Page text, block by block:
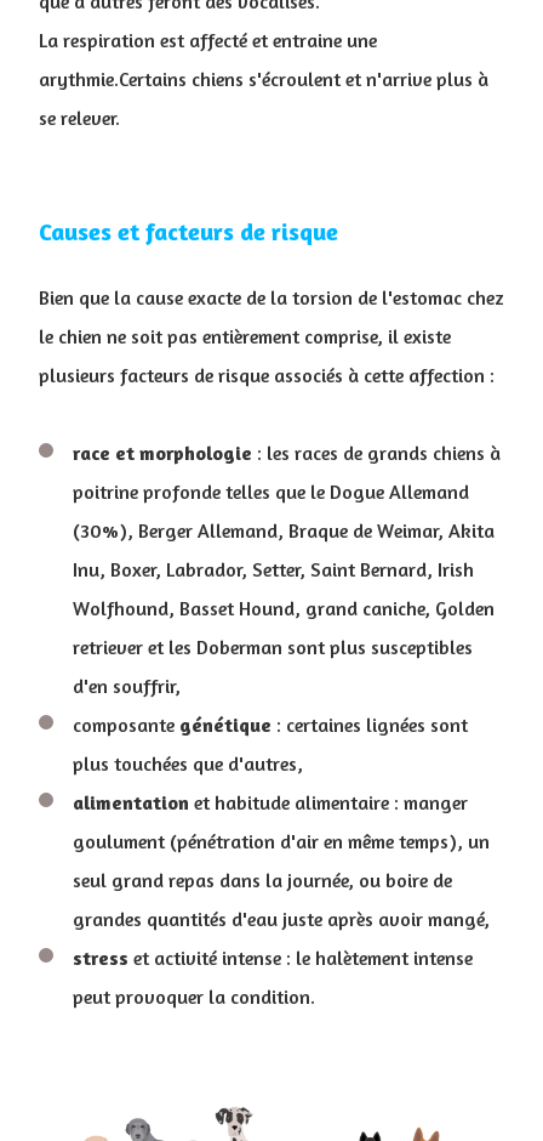
La respiration est affecté et entraine une
arythmie.Certains chiens s'écroulent et n'arrive plus à
se relever.
Causes et facteurs de risque
Bien que la cause exacte de la torsion de l'estomac chez
le chien ne soit pas entièrement comprise, il existe
plusieurs facteurs de risque associés à cette affection :
race et morphologie : les races de grands chiens à
poitrine profonde telles que le Dogue Allemand
(30%), Berger Allemand, Braque de Weimar, Akita
Inu, Boxer, Labrador, Setter, Saint Bernard, Irish
Wolfhound, Basset Hound, grand caniche, Golden
retriever et les Doberman sont plus susceptibles
d'en souffrir,
composante génétique : certaines lignées sont
plus touchées que d'autres,
alimentation et habitude alimentaire : manger
goulument (pénétration d'air en même temps), un
seul grand repas dans la journée, ou boire de
grandes quantités d'eau juste après avoir mangé,
stress et activité intense : le halètement intense
peut provoquer la condition.